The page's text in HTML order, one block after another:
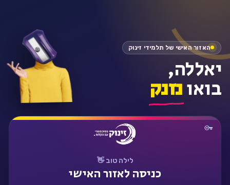
לילה טוב 👋
כניסה לאזור האישי
האזור האישי של תלמידי זינוק
יאללה,
בואונזנק